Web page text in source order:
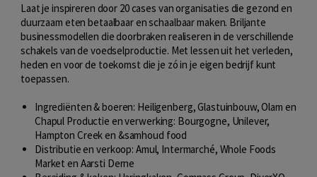
Laat je inspireren door 20 cases van organisaties die gezond en
duurzaam eten betaalbaar en schaalbaar maken. Briljante
businessmodellen die doorbraken realiseren in de verschillende
schakels van de voedselproductie. Met lessen uit het verleden,
heden en voor de toekomst die je zó in je eigen bedrijf kunt
toepassen.
Ingrediënten & boeren: Heiligenberg, Glastuinbouw, Olam en
Chapul Productie en verwerking: Bourgogne, Unilever,
Hampton Creek en &samhoud food
Distributie en verkoop: Amul, Intermarché, Whole Foods
Market en Aarsti Derne